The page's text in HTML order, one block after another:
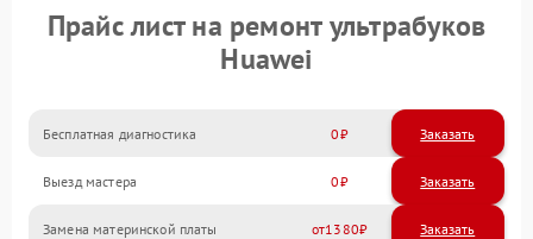
Прайс лист на ремонт ультрабуков
Huawei
Бесплатная диагностика 0 Заказать
Выезд мастера 0 Заказать
Замена материнской платы 1380